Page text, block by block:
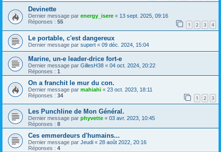
Devinette
Dernier message par energy_isere « 13 sept. 2025, 09:16
Réponses : 55 1 2 3 4
Le portable, c'est dangereux
Dernier message par supert « 09 déc. 2024, 15:04
Marine, un-e leader-drice fort-e
Dernier message par GillesH38 « 04 oct. 2024, 20:22
Réponses : 1
On a franchit le mur du con.
Dernier message par mahiahi « 23 oct. 2023, 18:11
Réponses : 34 1 2 3
Les Punchline de Mon Général.
Dernier message par phyvette « 03 avr. 2023, 10:45
Réponses : 8
Ces emmerdeurs d'humains...
Dernier message par Jeudi « 28 août 2022, 20:16
Réponses : 4